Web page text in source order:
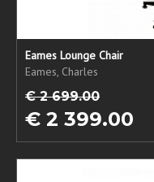
Eames Lounge Chair
Eames, Charles
€ 2 699.00
€ 2 399.00